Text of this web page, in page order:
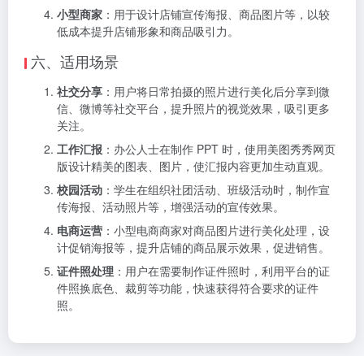
小型商家 ：用于设计店铺宣传海报、商品图片等，以较
低成本提升店铺形象和商品吸引力。
六、适用场景
社交分享 ：用户将日常拍摄的照片进行美化后分享到微
信、微博等社交平台，提升照片的视觉效果，吸引更多
关注。
工作汇报 ：办公人士在制作 PPT 时，使用美图秀秀网页
版设计精美的图表、图片，使汇报内容更加生动直观。
校园活动 ：学生在组织社团活动、班级活动时，制作宣
传海报、活动照片等，增强活动的宣传效果。
电商运营 ：小型电商商家对商品图片进行美化处理，设
计促销海报等，提升店铺的商品展示效果，促进销售。
证件照处理 ：用户在需要制作证件照时，利用平台的证
件照换底色、裁剪等功能，快速获得符合要求的证件
照。